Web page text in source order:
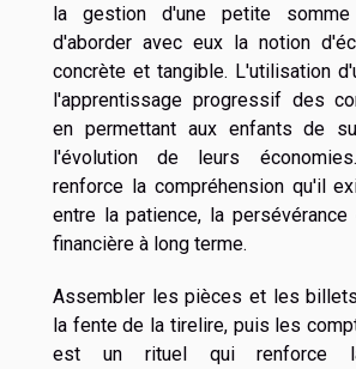
la gestion d'une petite somme
d'aborder avec eux la notion
concrète et tangible. L'utilisation
l'apprentissage progressif des
en permettant aux enfants de
l'évolution de leurs
renforce la compréhension qu'il
entre la patience, la
financière à long terme.
Assembler les pièces et les
la fente de la tirelire, puis les
est un rituel qui renforce